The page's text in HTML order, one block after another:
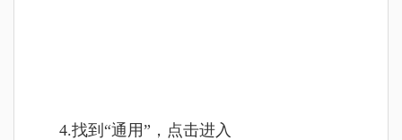
4.找到“通用”，点击进入